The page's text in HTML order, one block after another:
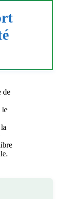
de
le